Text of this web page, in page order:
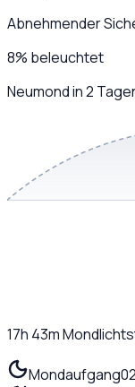
Abnehmender
8% beleuchtet
Neumond in 2
17h 43m
Mondaufgang